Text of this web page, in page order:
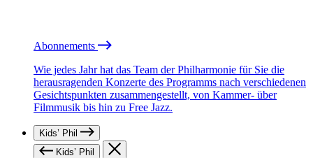
Abonnements
Wie jedes Jahr hat das Team der Philharmonie für Sie die
herausragenden Konzerte des Programms nach verschiedenen
Gesichtspunkten zusammengestellt, von Kammer- über
Filmmusik bis hin zu Free Jazz.
Kids’ Phil
Kids’ Phil